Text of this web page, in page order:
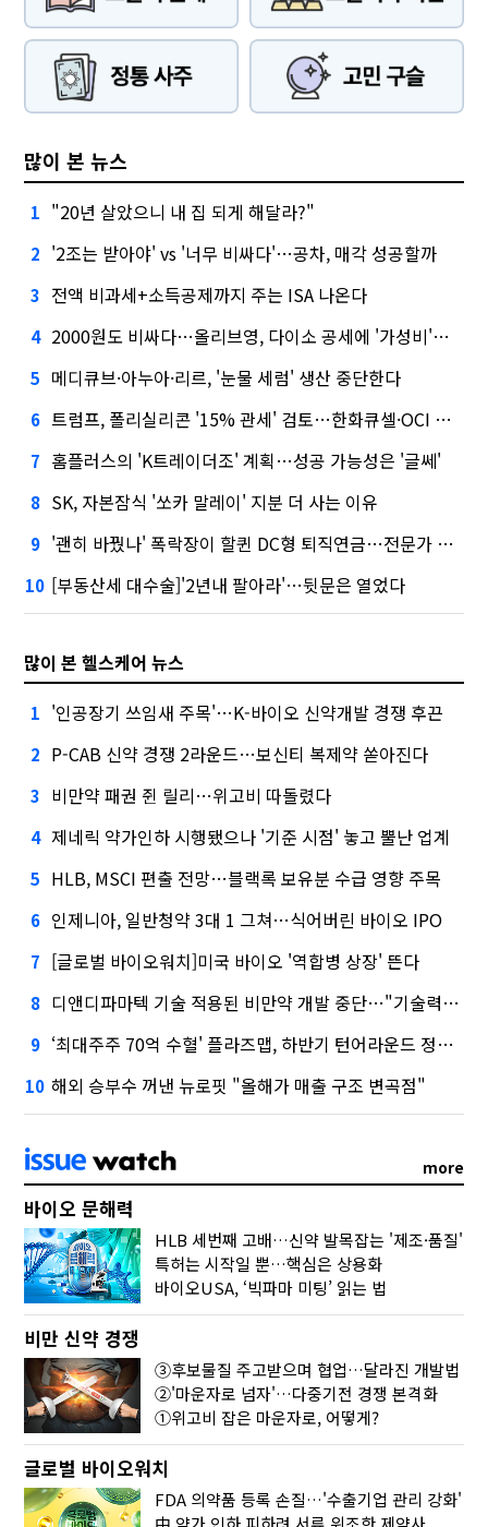
많이 본 뉴스
1 "20년 살았으니 내 집 되게 해달라?"
2 '2조는 받아야' vs '너무 비싸다'…공차, 매각 성공할까
3 전액 비과세+소득공제까지 주는 ISA 나온다
4 2000원도 비싸다…올리브영, 다이소 공세에 '가성비'로 맞불
5 메디큐브·아누아·리르, '눈물 세럼' 생산 중단한다
6 트럼프, 폴리실리콘 '15% 관세' 검토…한화큐셀·OCI 영향은?
7 홈플러스의 'K트레이더조' 계획…성공 가능성은 '글쎄'
8 SK, 자본잠식 '쏘카 말레이' 지분 더 사는 이유
9 '괜히 바꿨나' 폭락장이 할퀸 DC형 퇴직연금…전문가 조언은
10 [부동산세 대수술]'2년내 팔아라'…뒷문은 열었다
많이 본 헬스케어 뉴스
1 '인공장기 쓰임새 주목'…K-바이오 신약개발 경쟁 후끈
2 P-CAB 신약 경쟁 2라운드…보신티 복제약 쏟아진다
3 비만약 패권 쥔 릴리…위고비 따돌렸다
4 제네릭 약가인하 시행됐으나 '기준 시점' 놓고 뿔난 업계
5 HLB, MSCI 편출 전망…블랙록 보유분 수급 영향 주목
6 인제니아, 일반청약 3대 1 그쳐…식어버린 바이오 IPO
7 [글로벌 바이오워치]미국 바이오 '역합병 상장' 뜬다
8 디앤디파마텍 기술 적용된 비만약 개발 중단…"기술력 문제 아냐"
9 ‘최대주주 70억 수혈' 플라즈맵, 하반기 턴어라운드 정조준
10 해외 승부수 꺼낸 뉴로핏 "올해가 매출 구조 변곡점"
more
바이오 문해력
HLB 세번째 고배…신약 발목잡는 '제조·품질'
특허는 시작일 뿐…핵심은 상용화
바이오USA, ‘빅파마 미팅’ 읽는 법
비만 신약 경쟁
③후보물질 주고받으며 협업…달라진 개발법
②'마운자로 넘자'…다중기전 경쟁 본격화
①위고비 잡은 마운자로, 어떻게?
글로벌 바이오워치
FDA 의약품 등록 손질…'수출기업 관리 강화'